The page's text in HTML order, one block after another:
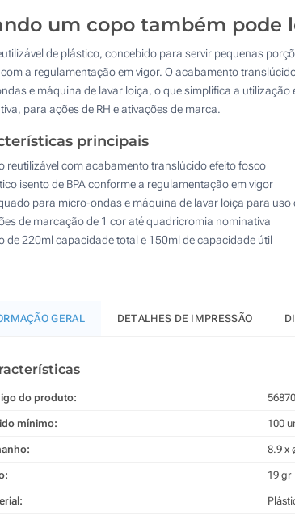
um copo também pode
de plástico, concebido para servir pequenas
a regulamentação em vigor. O acabamento
e máquina de lavar loiça, o que simplifica a
para ações de RH e ativações de marca.
principais
reutilizável com acabamento translúcido efeito fosco
isento de BPA conforme a regulamentação em vigor
para micro-ondas e máquina de lavar loiça para uso
de marcação de 1 cor até quadricromia nominativa
de 220ml capacidade total e 150ml de capacidade útil
GERAL DETALHES DE IMPRESSÃO
do produto: 56870
mínimo: 100
8.9 x
19 gr